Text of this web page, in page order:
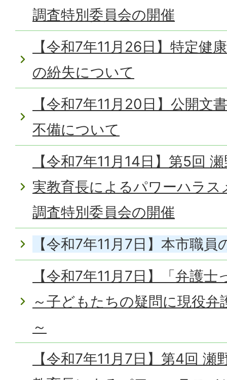
調査特別委員会の開催
【令和7年11月26日】特定健
の紛失について
【令和7年11月20日】公開文
不備について
【令和7年11月14日】第5回
実教育長によるパワーハラ
調査特別委員会の開催
【令和7年11月7日】本市職
【令和7年11月7日】「弁護
～子どもたちの疑問に現役
～
【令和7年11月7日】第4回